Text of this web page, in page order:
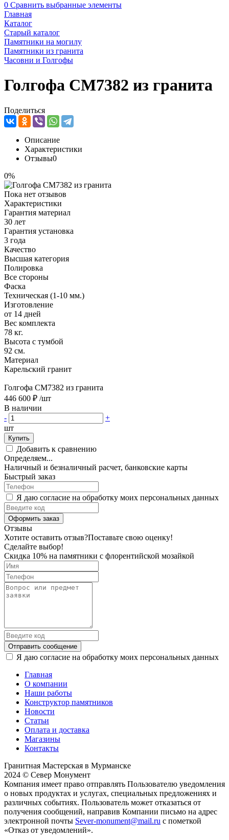
0 Сравнить выбранные элементы
Главная
Каталог
Старый каталог
Памятники на могилу
Памятники из гранита
Часовни и Голгофы
Голгофа CM7382 из гранита
Поделиться
Описание
Характеристики
Отзывы0
0%
Пока нет отзывов
Характеристики
Гарантия материал
30 лет
Гарантия установка
3 года
Качество
Высшая категория
Полировка
Все стороны
Фаска
Техническая (1-10 мм.)
Изготовление
от 14 дней
Вес комплекта
78 кг.
Высота с тумбой
92 см.
Материал
Карельский гранит
Голгофа CM7382 из гранита
446 600 ₽ /шт
В наличии
-
+
шт
Купить
Добавить к сравнению
Определяем...
Наличный и безналичный расчет, банковские карты
Быстрый заказ
Я даю согласие на обработку моих персональных данных
Оформить заказ
Отзывы
Хотите оставить отзыв?Поставьте свою оценку!
Сделайте выбор!
Скидка 10% на памятники с флорентийской мозайкой
Отправить сообщение
Я даю согласие на обработку моих персональных данных
Главная
О компании
Наши работы
Конструктор памятников
Новости
Статьи
Оплата и доставка
Магазины
Контакты
Гранитная Мастерская в Мурманске
2024 © Север Монумент
Компания имеет право отправлять Пользователю уведомления
о новых продуктах и услугах, специальных предложениях и
различных событиях. Пользователь может отказаться от
получения сообщений, направив Компании письмо на адрес
электронной почты Sever-monument@mail.ru с пометкой
«Отказ от уведомлений».